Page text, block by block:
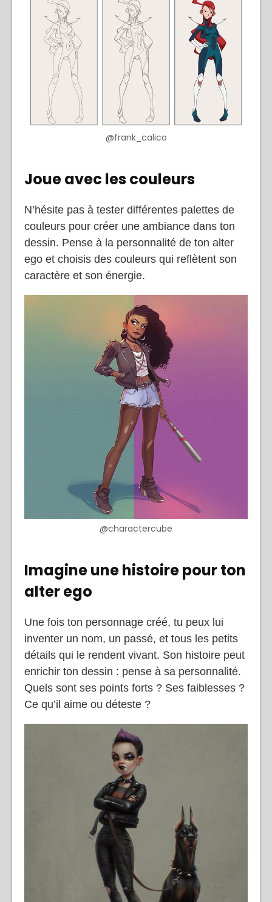
@frank_calico
Joue avec les couleurs
N’hésite pas à tester différentes palettes de
couleurs pour créer une ambiance dans ton
dessin. Pense à la personnalité de ton alter
ego et choisis des couleurs qui reflètent son
caractère et son énergie.
@charactercube
Imagine une histoire pour ton
alter ego
Une fois ton personnage créé, tu peux lui
inventer un nom, un passé, et tous les petits
détails qui le rendent vivant. Son histoire peut
enrichir ton dessin : pense à sa personnalité.
Quels sont ses points forts ? Ses faiblesses ?
Ce qu’il aime ou déteste ?